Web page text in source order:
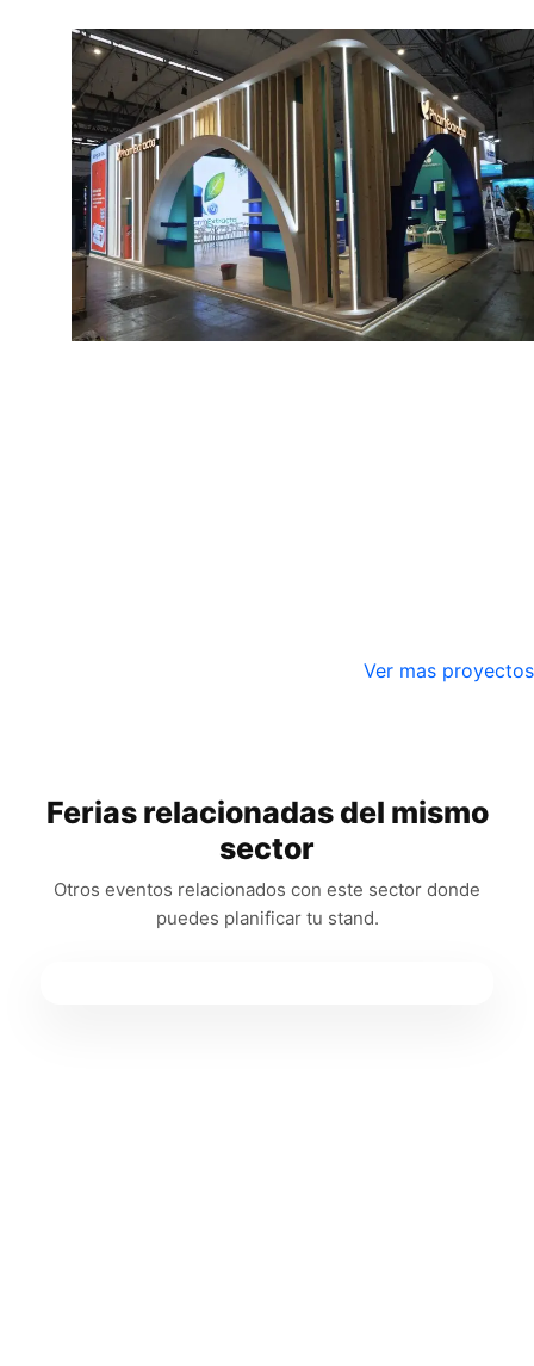
Ver mas proyectos
Ferias relacionadas del mismo
sector
Otros eventos relacionados con este sector donde
puedes planificar tu stand.